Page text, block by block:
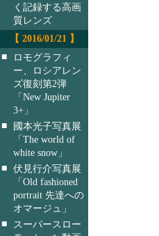
く記録する高画
質レンズ
【 2016/01/21 】
■
ロモグラフィ
ー、ロシアレン
ズ復刻第2弾
「New Jupiter
3+」
■
國本光子写真展
「The world of
white snow」
■ 伏見行介写真展
「Old fashioned
portrait 先達への
オマージュ」
■
スーパースロー